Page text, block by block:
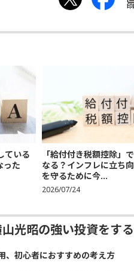
ている
った
「給付付き税額控除」
なる？インフレに立ち
を守るために今...
2026/07/24
山光昭の強い投資をす
、初心者におすすめの考え方